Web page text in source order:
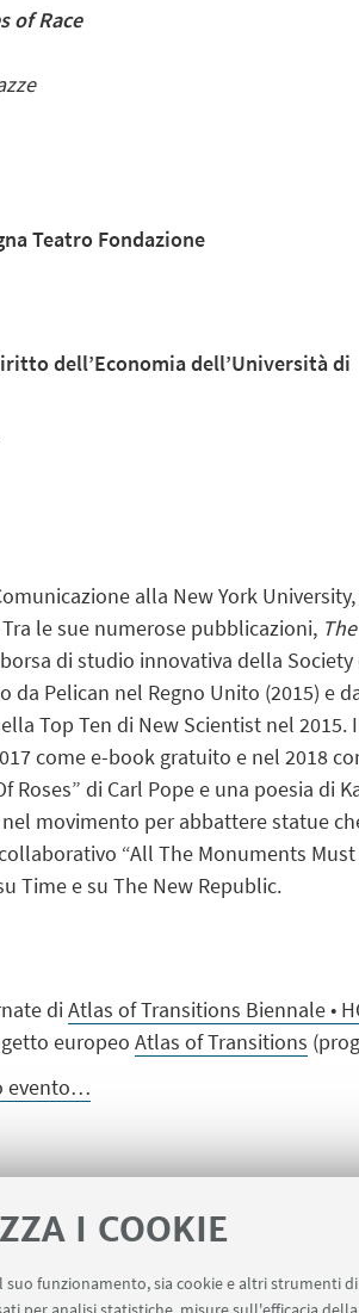
I COOKIE
suo funzionamento, sia cookie e altri
of Race
Teatro Fondazione
dell’Economia dell’Università di
alla New York University,
le sue numerose pubblicazioni,
di studio innovativa della
da Pelican nel Regno Unito (2015) e
Top Ten di New Scientist nel
come e-book gratuito e nel 2018
Roses” di Carl Pope e una poesia di
movimento per abbattere statue
“All The Monuments
Time e su The New Republic.
diAtlas of Transitions Biennale •
europeoAtlas of Transitions
evento…
• HOME